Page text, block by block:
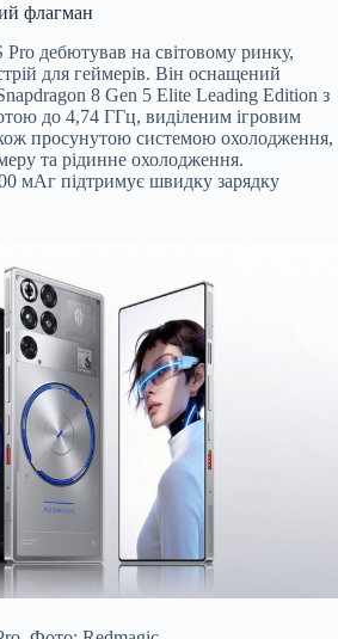
флагман
дебютував на світовому ринку,
для геймерів. Він оснащений
8 Gen 5 Elite Leading Edition з
до 4,74 ГГц, виділеним ігровим
просунутою системою охолодження,
та рідинне охолодження.
мАг підтримує швидку зарядку